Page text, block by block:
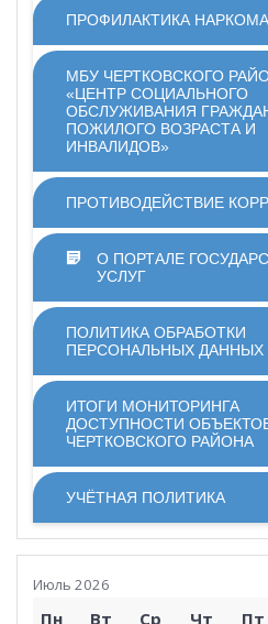
ПРОФИЛАКТИКА
МБУ ЧЕРТКОВСКОГО
«ЦЕНТР СОЦИАЛЬНОГО
ОБСЛУЖИВАНИЯ
ПОЖИЛОГО ВОЗРАСТА И
ИНВАЛИДОВ»
ПРОТИВОДЕЙСТВИЕ
О ПОРТАЛЕ
УСЛУГ
ПОЛИТИКА ОБРАБОТКИ
ПЕРСОНАЛЬНЫХ ДАННЫХ
ИТОГИ МОНИТОРИНГА
ДОСТУПНОСТИ
ЧЕРТКОВСКОГО РАЙОНА
УЧЁТНАЯ ПОЛИТИКА
Июль 2026
Пн Вт Ср Чт Пт